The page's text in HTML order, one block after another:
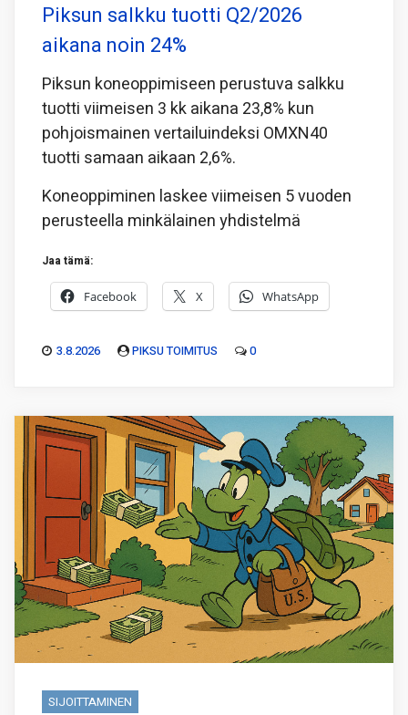
Piksun salkku tuotti Q2/2026
aikana noin 24%
Piksun koneoppimiseen perustuva salkku
tuotti viimeisen 3 kk aikana 23,8% kun
pohjoismainen vertailuindeksi OMXN40
tuotti samaan aikaan 2,6%.
Koneoppiminen laskee viimeisen 5 vuoden
perusteella minkälainen yhdistelmä
Jaa tämä:
Facebook X WhatsApp
3.8.2026 PIKSU TOIMITUS 0
SIJOITTAMINEN